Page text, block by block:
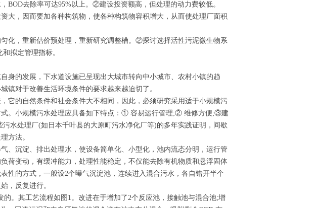
BOD去除率可达95%以上。②建设投资额高，但处理的动力费较低。
大，因而要加各种构筑物，使各种构筑物容积增大，从而使处理厂面积
化，重新估价预处理，重新研究调整槽。②探讨选择活性污泥微生物系
拟定管理指标。
身的发展，下水道设施已呈现出大城市转向中小城市、农村小镇的趋
镇对于改善生活环境条件的要求越来越迫切了。
它的自然条件和社会条件大不相同，因此，必须研究采用适于小规模污
式。小规模污水处理应具备如下特点：① 容易运行管理;② 维修方便;③建
水处理厂(如日本千叶县的大原町污水净化厂等)的多年实践证明，间歇
方法。
、沉淀、排出处理水，使设备简单化、小型化，池内流态分明，运行管
荷变动，有缓冲能力，处理性能稳定，不仅能去除有机物质和悬浮固体
性的方式，一般设2个曝气沉淀池，连续进入混合污水，各自错开半个
，反复进行。
的。其工艺流程如图1。改进在于增加了2个反应池，接触池与混合池;增